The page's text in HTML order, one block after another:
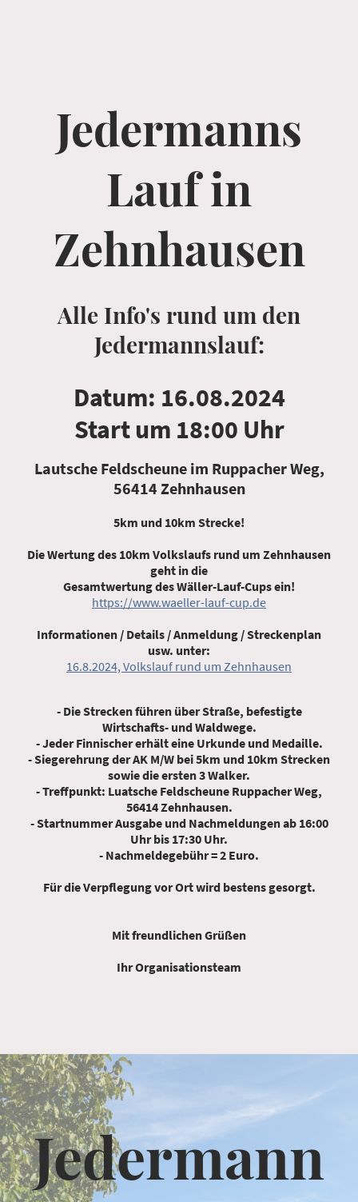
Jedermanns
Lauf in
Zehnhausen
Alle Info's rund um den
Jedermannslauf:
Datum: 16.08.2024
Start um 18:00 Uhr
Lautsche Feldscheune im Ruppacher Weg,
56414 Zehnhausen
5km und 10km Strecke!
Die Wertung des 10km Volkslaufs rund um Zehnhausen
geht in die
Gesamtwertung des Wäller-Lauf-Cups ein!
https://www.waeller-lauf-cup.de
Informationen / Details / Anmeldung / Streckenplan
usw. unter:
16.8.2024, Volkslauf rund um Zehnhausen
- Die Strecken führen über Straße, befestigte
Wirtschafts- und Waldwege.
- Jeder Finnischer erhält eine Urkunde und Medaille.
- Siegerehrung der AK M/W bei 5km und 10km Strecken
sowie die ersten 3 Walker.
- Treffpunkt: Luatsche Feldscheune Ruppacher Weg,
56414 Zehnhausen.
- Startnummer Ausgabe und Nachmeldungen ab 16:00
Uhr bis 17:30 Uhr.
- Nachmeldegebühr = 2 Euro.
Für die Verpflegung vor Ort wird bestens gesorgt.
Mit freundlichen Grüßen
Ihr Organisationsteam
Jedermann